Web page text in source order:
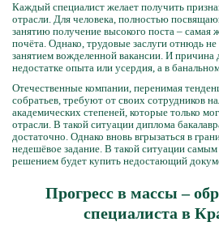
Каждый специалист желает получить
отрасли. Для человека, полностью
занятию получение высокого поста – самая
почёта. Однако, трудовые заслуги отнюдь
занятием вожделенной вакансии. И причина
недостатке опыта или усердия, а в
Отечественные компании, перенимая
собратьев, требуют от своих сотрудников
академических степеней, которые только
отрасли. В такой ситуации диплома
достаточно. Однако вновь вгрызаться в
недешёвое задание. В такой ситуации
решением будет купить недостающий
Прогресс в массы –
специалиста в